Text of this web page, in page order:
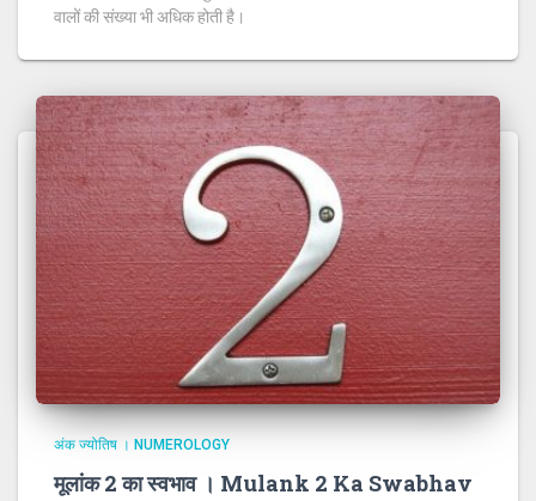
वालों की संख्या भी अधिक होती है।
अंक ज्योतिष । NUMEROLOGY
मूलांक 2 का स्वभाव । Mulank 2 Ka Swabhav